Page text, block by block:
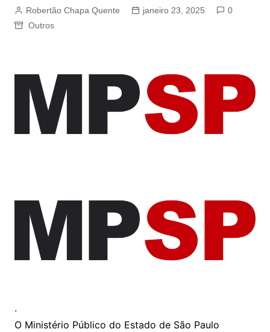
Robertão Chapa Quente janeiro 23, 2025
0
Outros
.
O Ministério Público do Estado de São Paulo